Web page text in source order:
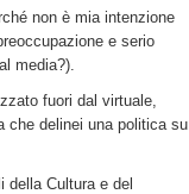
non è mia intenzione
e serio
media?).
fuori dal virtuale,
che delinei una politica su
Cultura e del